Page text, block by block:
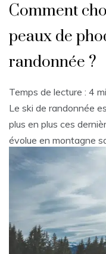
Comment
peaux de
randonnée ?
Temps de lecture : 4
Le ski de randonnée
plus en plus ces
évolue en montagne